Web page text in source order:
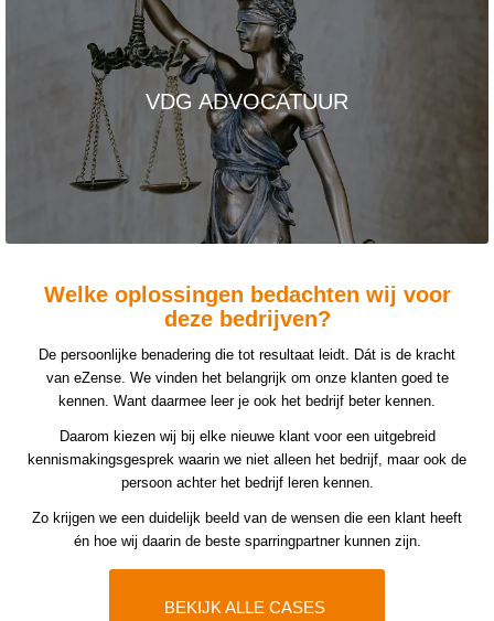
VDG ADVOCATUUR
Welke oplossingen bedachten wij voor
deze bedrijven?
De persoonlijke benadering die tot resultaat leidt. Dát is de kracht
van eZense. We vinden het belangrijk om onze klanten goed te
kennen. Want daarmee leer je ook het bedrijf beter kennen.
Daarom kiezen wij bij elke nieuwe klant voor een uitgebreid
kennismakingsgesprek waarin we niet alleen het bedrijf, maar ook de
persoon achter het bedrijf leren kennen.
Zo krijgen we een duidelijk beeld van de wensen die een klant heeft
én hoe wij daarin de beste sparringpartner kunnen zijn.
BEKIJK ALLE CASES